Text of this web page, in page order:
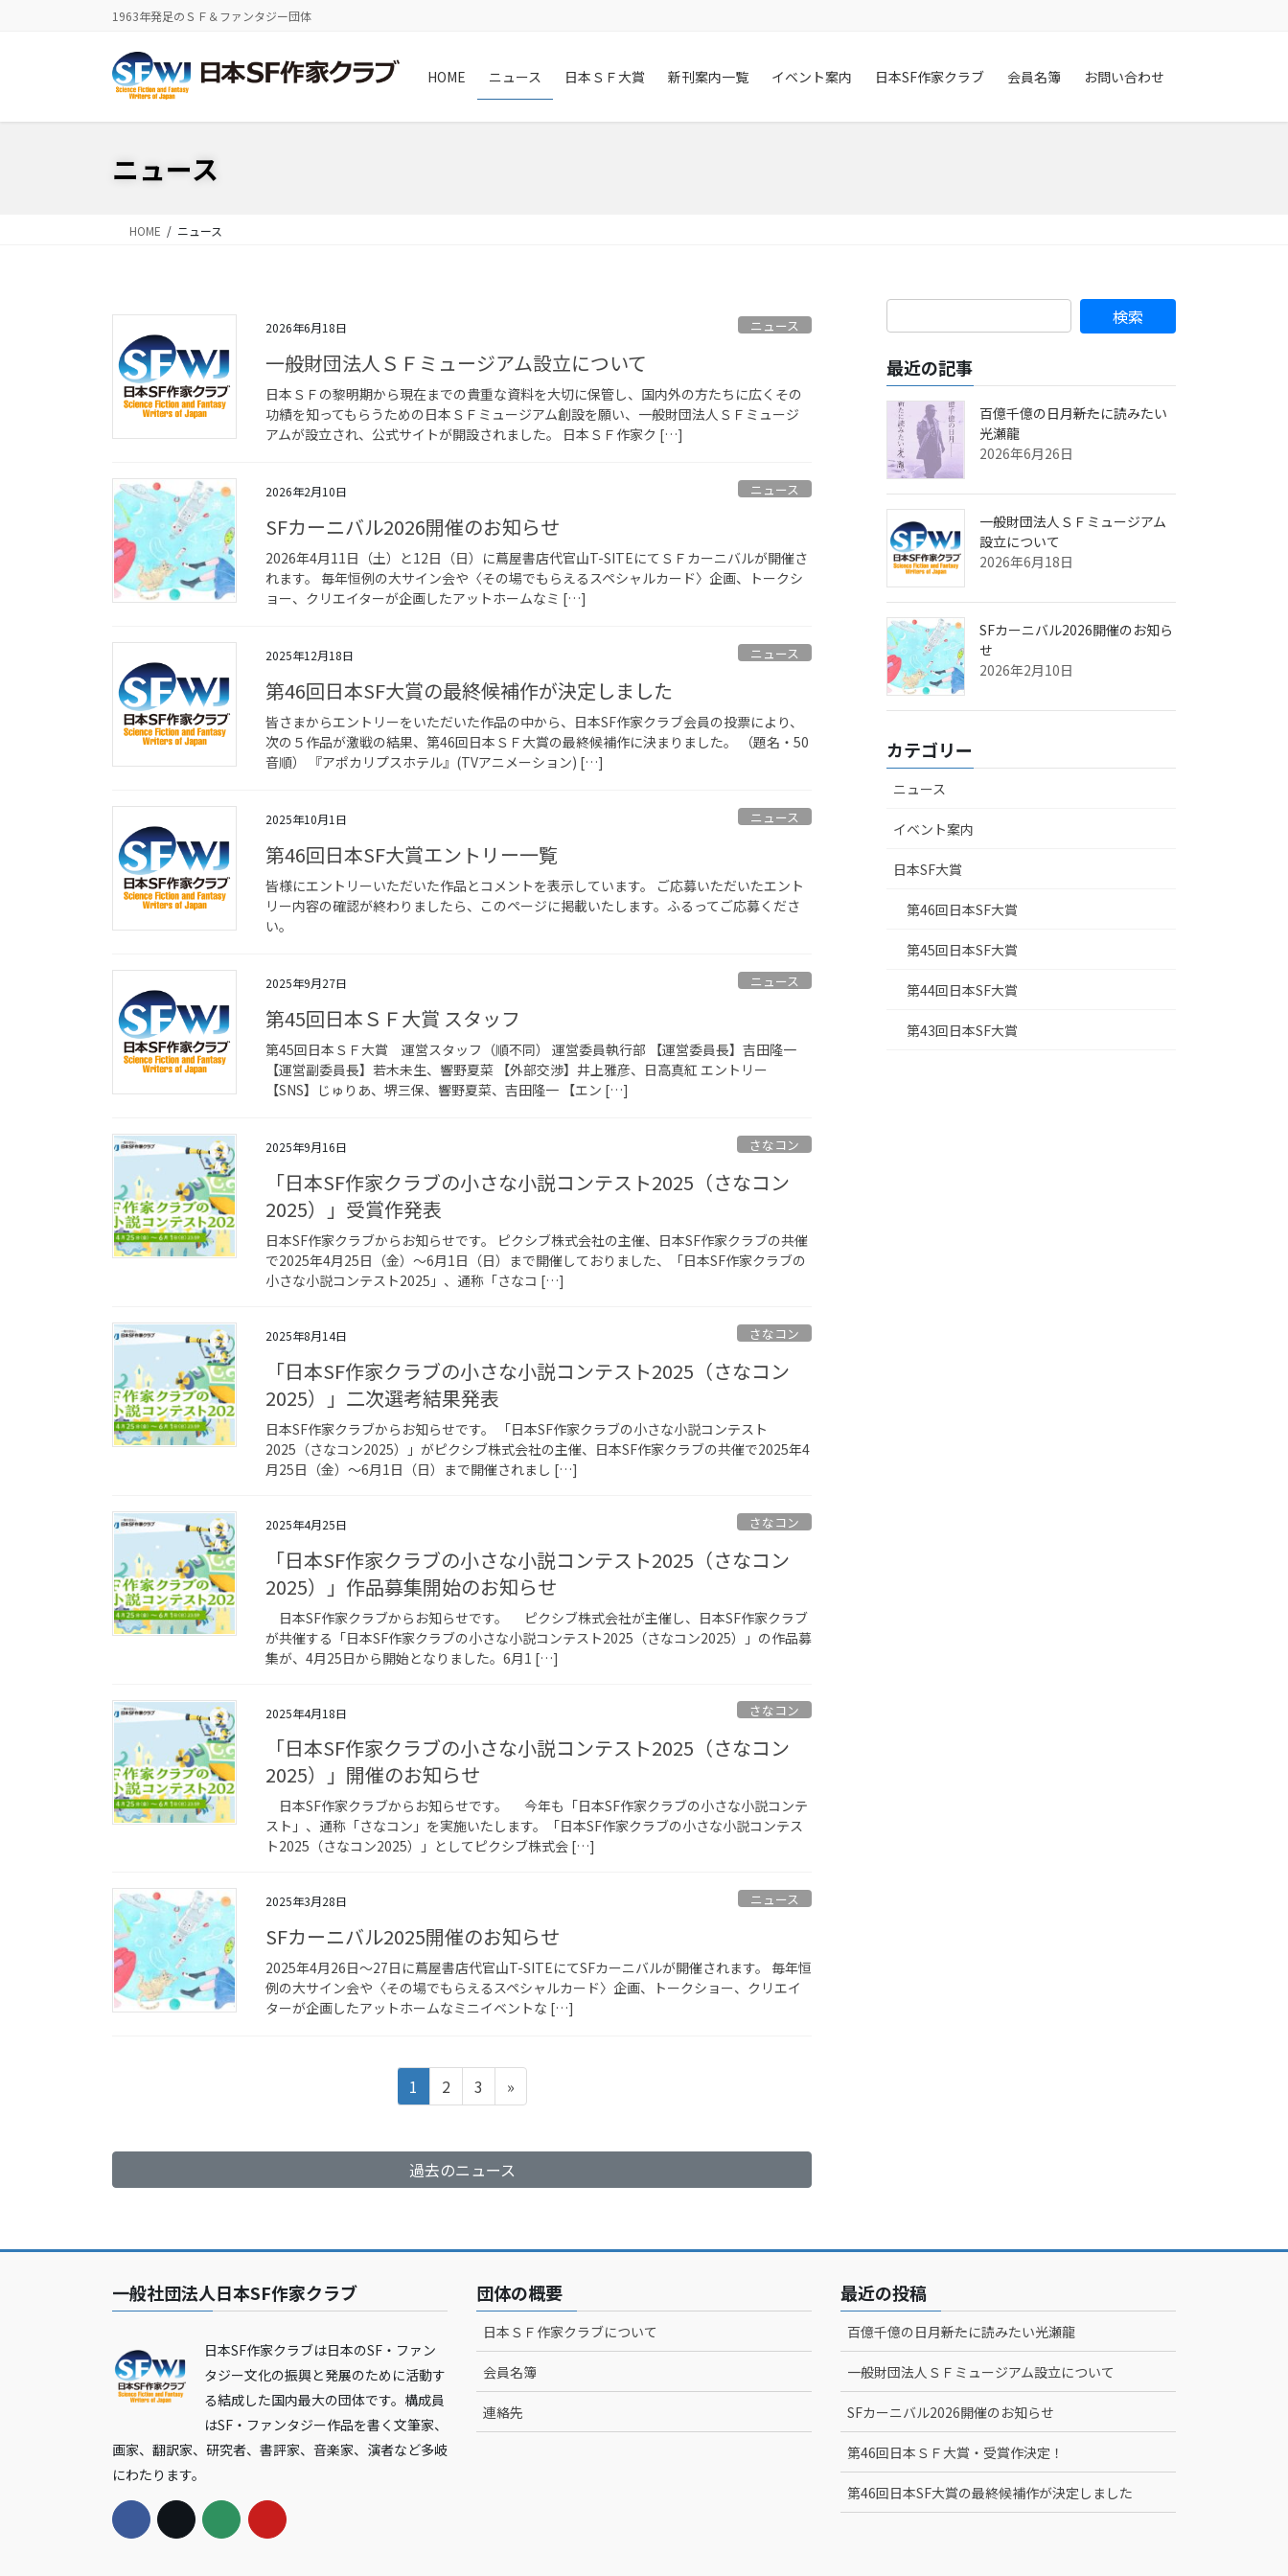
に
ョ
1963年発足のＳＦ＆ファンタジー団体
HOME ニュース 日本ＳＦ大賞 新刊案内一覧 イベント案内 日本SF作家クラブ 会員名簿 お問い合わせ
ニュース
HOME ニュース
2026年6月18日 ニュース
一般財団法人ＳＦミュージアム設立について
日本ＳＦの黎明期から現在までの貴重な資料を大切に保管し、国内外の方たちに広くその
功績を知ってもらうための日本ＳＦミュージアム創設を願い、一般財団法人ＳＦミュージ
アムが設立され、公式サイトが開設されました。 日本ＳＦ作家ク […]
2026年2月10日 ニュース
SFカーニバル2026開催のお知らせ
2026年4月11日（土）と12日（日）に蔦屋書店代官山T-SITEにてＳＦカーニバルが開催さ
れます。 毎年恒例の大サイン会や〈その場でもらえるスペシャルカード〉企画、トークシ
ョー、クリエイターが企画したアットホームなミ […]
2025年12月18日 ニュース
第46回日本SF大賞の最終候補作が決定しました
皆さまからエントリーをいただいた作品の中から、日本SF作家クラブ会員の投票により、
次の５作品が激戦の結果、第46回日本ＳＦ大賞の最終候補作に決まりました。 （題名・50
音順） 『アポカリプスホテル』(TVアニメーション) […]
2025年10月1日 ニュース
第46回日本SF大賞エントリー一覧
皆様にエントリーいただいた作品とコメントを表示しています。 ご応募いただいたエント
リー内容の確認が終わりましたら、このページに掲載いたします。ふるってご応募くださ
い。
2025年9月27日 ニュース
第45回日本ＳＦ大賞 スタッフ
第45回日本ＳＦ大賞 運営スタッフ（順不同） 運営委員執行部 【運営委員長】吉田隆一
【運営副委員長】若木未生、響野夏菜 【外部交渉】井上雅彦、日高真紅 エントリー
【SNS】じゅりあ、堺三保、響野夏菜、吉田隆一 【エン […]
2025年9月16日 さなコン
「日本SF作家クラブの小さな小説コンテスト2025（さなコン
2025）」受賞作発表
日本SF作家クラブからお知らせです。 ピクシブ株式会社の主催、日本SF作家クラブの共催
で2025年4月25日（金）～6月1日（日）まで開催しておりました、「日本SF作家クラブの
小さな小説コンテスト2025」、通称「さなコ […]
2025年8月14日 さなコン
「日本SF作家クラブの小さな小説コンテスト2025（さなコン
2025）」二次選考結果発表
日本SF作家クラブからお知らせです。 「日本SF作家クラブの小さな小説コンテスト
2025（さなコン2025）」がピクシブ株式会社の主催、日本SF作家クラブの共催で2025年4
月25日（金）～6月1日（日）まで開催されまし […]
2025年4月25日 さなコン
「日本SF作家クラブの小さな小説コンテスト2025（さなコン
2025）」作品募集開始のお知らせ
日本SF作家クラブからお知らせです。 ピクシブ株式会社が主催し、日本SF作家クラブ
が共催する「日本SF作家クラブの小さな小説コンテスト2025（さなコン2025）」の作品募
集が、4月25日から開始となりました。6月1 […]
2025年4月18日 さなコン
「日本SF作家クラブの小さな小説コンテスト2025（さなコン
2025）」開催のお知らせ
日本SF作家クラブからお知らせです。 今年も「日本SF作家クラブの小さな小説コンテ
スト」、通称「さなコン」を実施いたします。「日本SF作家クラブの小さな小説コンテス
ト2025（さなコン2025）」としてピクシブ株式会 […]
2025年3月28日 ニュース
SFカーニバル2025開催のお知らせ
2025年4月26日～27日に蔦屋書店代官山T-SITEにてSFカーニバルが開催されます。 毎年恒
例の大サイン会や〈その場でもらえるスペシャルカード〉企画、トークショー、クリエイ
ターが企画したアットホームなミニイベントな […]
の
ペ
ジ
り
ペ
ー
1
ペ
ー
2
ペ
ー
3 »
過去のニュース
最近の記事
百億千億の日月――新たに読みたい
光瀬龍
2026年6月26日
一般財団法人ＳＦミュージアム
設立について
2026年6月18日
SFカーニバル2026開催のお知ら
せ
2026年2月10日
カテゴリー
ニュース
イベント案内
日本SF大賞
第46回日本SF大賞
第45回日本SF大賞
第44回日本SF大賞
第43回日本SF大賞
一般社団法人日本SF作家クラブ
日本SF作家クラブは日本のSF・ファン
タジー文化の振興と発展のために活動す
る結成した国内最大の団体です。構成員
はSF・ファンタジー作品を書く文筆家、
画家、翻訳家、研究者、書評家、音楽家、演者など多岐
にわたります。
団体の概要
日本ＳＦ作家クラブについて
会員名簿
連絡先
最近の投稿
百億千億の日月――新たに読みたい光瀬龍
一般財団法人ＳＦミュージアム設立について
SFカーニバル2026開催のお知らせ
第46回日本ＳＦ大賞・受賞作決定！
第46回日本SF大賞の最終候補作が決定しました